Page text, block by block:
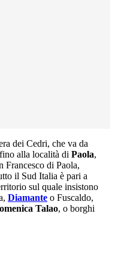
dei Cedri, che va da
alla località di Paola,
Francesco di Paola,
il Sud Italia è pari a
sul quale insistono
Diamante o Fuscaldo,
Talao, o borghi